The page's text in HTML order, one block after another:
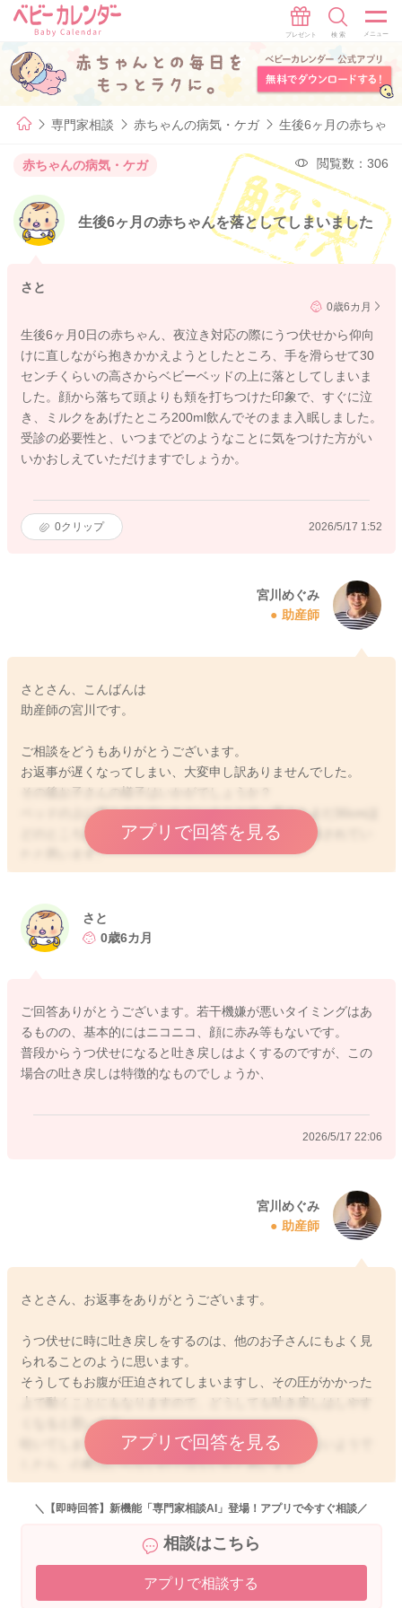
専門家相談 赤ちゃんの病気・ケガ 生後6ヶ月の赤ちゃ
赤ちゃんの病気・ケガ 閲覧数：306
生後6ヶ月の赤ちゃんを落としてしまいました
さと
0歳6カ月
生後6ヶ月0日の赤ちゃん、夜泣き対応の際にうつ伏せから仰向
けに直しながら抱きかかえようとしたところ、手を滑らせて30
センチくらいの高さからベビーベッドの上に落としてしまいま
した。顔から落ちて頭よりも頬を打ちつけた印象で、すぐに泣
き、ミルクをあげたところ200ml飲んでそのまま入眠しました。
受診の必要性と、いつまでどのようなことに気をつけた方がい
いかおしえていただけますでしょうか。
0クリップ 2026/5/17 1:52
宮川めぐみ
助産師
さとさん、こんばんは
助産師の宮川です。
ご相談をどうもありがとうございます。
お返事が遅くなってしまい、大変申し訳ありませんでした。
その後お子さんの様子はいかがでしょうか？
ベッドの上に落とされていたということで、高さもまだ30cmほ
どのところからだったようですし、マットなどで緩衝されてい
たと思います。
その後ぐったりしたり、飲みや機嫌が悪くなる、繰り返し吐き
どもなかったようでしたら、そのまま様子を見ていただいてい
いように思います。
気になる様子が見られる際には、受診をなさってみてくださ
い。
どうぞよろしくお願いします。
アプリで回答を見る
2026/5/17 21:59
さと
0歳6カ月
ご回答ありがとうございます。若干機嫌が悪いタイミングはあ
るものの、基本的にはニコニコ、顔に赤み等もないです。
普段からうつ伏せになると吐き戻しはよくするのですが、この
場合の吐き戻しは特徴的なものでしょうか、
2026/5/17 22:06
宮川めぐみ
助産師
さとさん、お返事をありがとうございます。
うつ伏せに時に吐き戻しをするのは、他のお子さんにもよく見
られることのように思います。
そうしてもお腹が圧迫されてしまいますし、その圧がかかった
くなると思います。
吐いてしまって、それで気持ち悪そうにする様子もないようで
したら、心配はいらないのではないかと思います。
どうぞよろしくお願いします。
アプリで回答を見る
＼【即時回答】新機能「専門家相談AI」登場！アプリで今すぐ相談／
相談はこちら
アプリで相談する